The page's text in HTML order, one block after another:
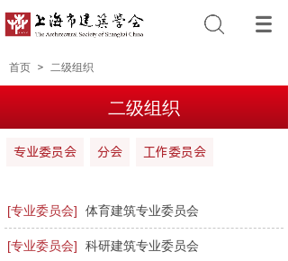
首页 ＞ 二级组织
二级组织
专业委员会 分会 工作委员会
[专业委员会] 体育建筑专业委员会
[专业委员会] 科研建筑专业委员会